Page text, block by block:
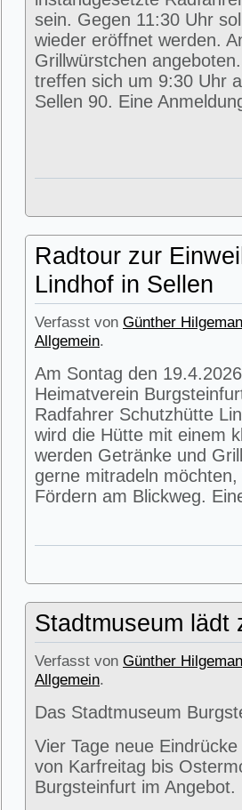
sein. Gegen 11:30 Uhr
wieder eröffnet werden.
Grillwürstchen
treffen sich um 9:30 Uhr
Sellen 90. Eine
Radtour zur
Lindhof in Sellen
Verfasst von Günther
Allgemein.
Am Sontag den
Heimatverein
Radfahrer Schutzhütte
wird die Hütte mit einem
werden Getränke und
gerne mitradeln
Fördern am Blickweg.
Stadtmuseum lädt
Verfasst von Günther
Allgemein.
Das Stadtmuseum
Vier Tage neue
von Karfreitag bis
Burgsteinfurt im Angebot.